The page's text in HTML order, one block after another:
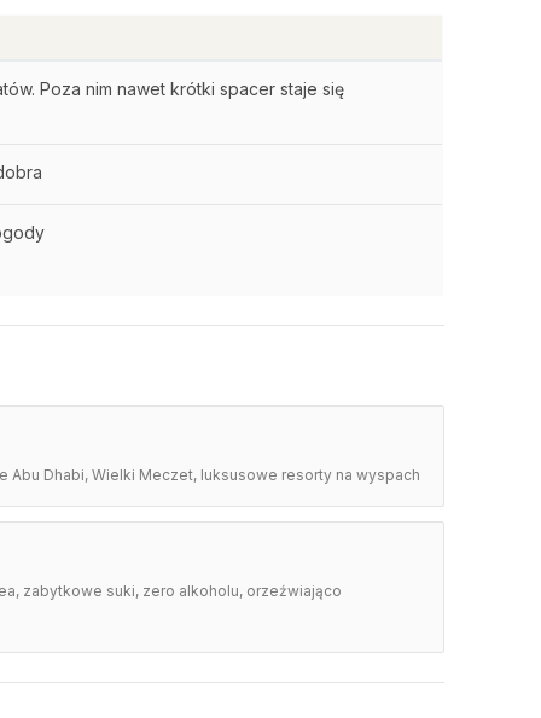
Poza nim nawet krótki spacer staje się
Abu Dhabi, Wielki Meczet, luksusowe resorty na wyspach
zabytkowe suki, zero alkoholu, orzeźwiająco